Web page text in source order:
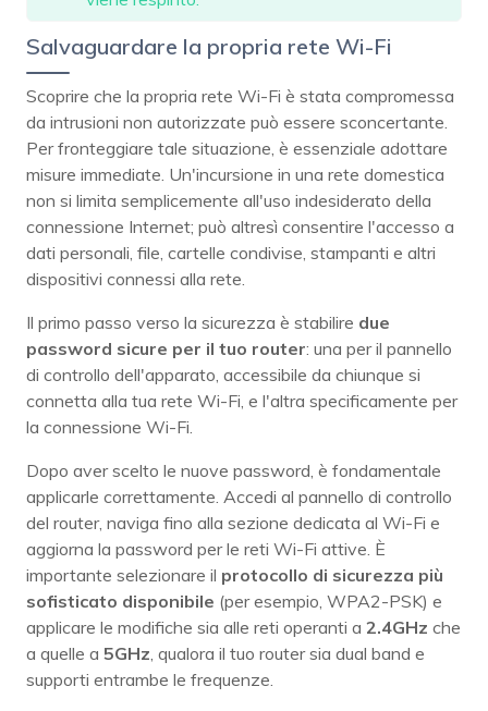
Salvaguardare la propria rete Wi-Fi
Scoprire che la propria rete Wi-Fi è stata compromessa
da intrusioni non autorizzate può essere sconcertante.
Per fronteggiare tale situazione, è essenziale adottare
misure immediate. Un'incursione in una rete domestica
non si limita semplicemente all'uso indesiderato della
connessione Internet; può altresì consentire l'accesso a
dati personali, file, cartelle condivise, stampanti e altri
dispositivi connessi alla rete.
Il primo passo verso la sicurezza è stabilire due
password sicure per il tuo router: una per il pannello
di controllo dell'apparato, accessibile da chiunque si
connetta alla tua rete Wi-Fi, e l'altra specificamente per
la connessione Wi-Fi.
Dopo aver scelto le nuove password, è fondamentale
applicarle correttamente. Accedi al pannello di controllo
del router, naviga fino alla sezione dedicata al Wi-Fi e
aggiorna la password per le reti Wi-Fi attive. È
importante selezionare il protocollo di sicurezza più
sofisticato disponibile (per esempio, WPA2-PSK) e
applicare le modifiche sia alle reti operanti a 2.4GHz che
a quelle a 5GHz , qualora il tuo router sia dual band e
supporti entrambe le frequenze.